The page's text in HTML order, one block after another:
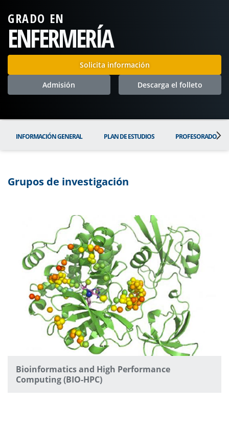
GRADO EN
ENFERMERÍA
Solicita información
Admisión Descarga el folleto
INFORMACIÓN GENERAL PLAN DE ESTUDIOS PROFESORADO
Grupos de investigación
Bioinformatics and High Performance
Computing (BIO-HPC)